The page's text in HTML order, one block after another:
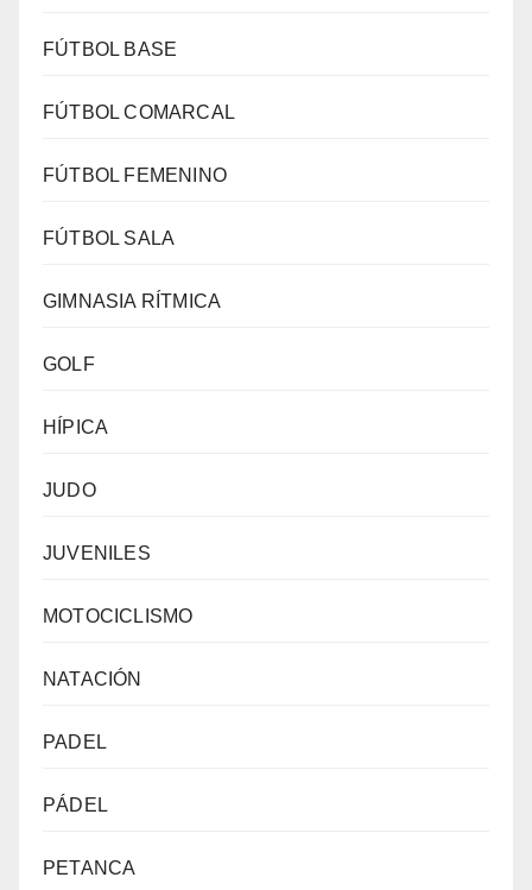
FÚTBOL BASE
FÚTBOL COMARCAL
FÚTBOL FEMENINO
FÚTBOL SALA
GIMNASIA RÍTMICA
GOLF
HÍPICA
JUDO
JUVENILES
MOTOCICLISMO
NATACIÓN
PADEL
PÁDEL
PETANCA